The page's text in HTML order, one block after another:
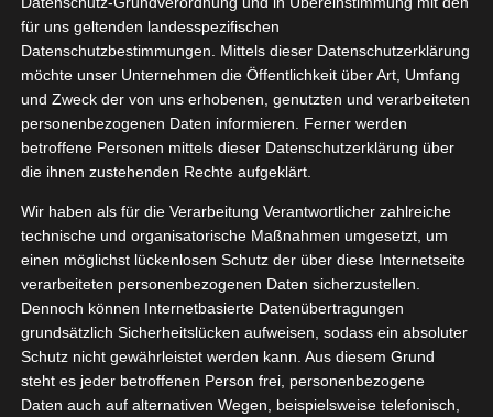
Wellness
Batiste Soft Cashmere
Trockenshampoo
September 26, 2025 | Beauty,Haar,Lifestyle,Pflege,
Produktvorstellungen,Wellness
30
08, 2024
von
Haar Pflege
für uns geltenden landesspezifischen
Datenschutzbestimmungen. Mittels dieser Datenschutzerklärung
möchte unser Unternehmen die Öffentlichkeit über Art, Umfang
und Zweck der von uns erhobenen, genutzten und verarbeiteten
personenbezogenen Daten informieren. Ferner werden
betroffene Personen mittels dieser Datenschutzerklärung über
die ihnen zustehenden Rechte aufgeklärt.
Wir haben als für die Verarbeitung Verantwortlicher zahlreiche
technische und organisatorische Maßnahmen umgesetzt, um
einen möglichst lückenlosen Schutz der über diese Internetseite
verarbeiteten personenbezogenen Daten sicherzustellen.
Dennoch können Internetbasierte Datenübertragungen
grundsätzlich Sicherheitslücken aufweisen, sodass ein absoluter
Schutz nicht gewährleistet werden kann. Aus diesem Grund
steht es jeder betroffenen Person frei, personenbezogene
Daten auch auf alternativen Wegen, beispielsweise telefonisch,